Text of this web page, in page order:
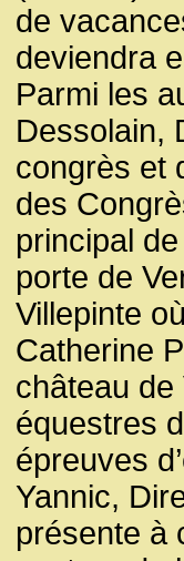
de
deviendra
Parmi les
Dessolain,
congrès et
des
principal
porte de
Villepinte
Catherine
château
équestres
épreuves
Yannic,
présente à